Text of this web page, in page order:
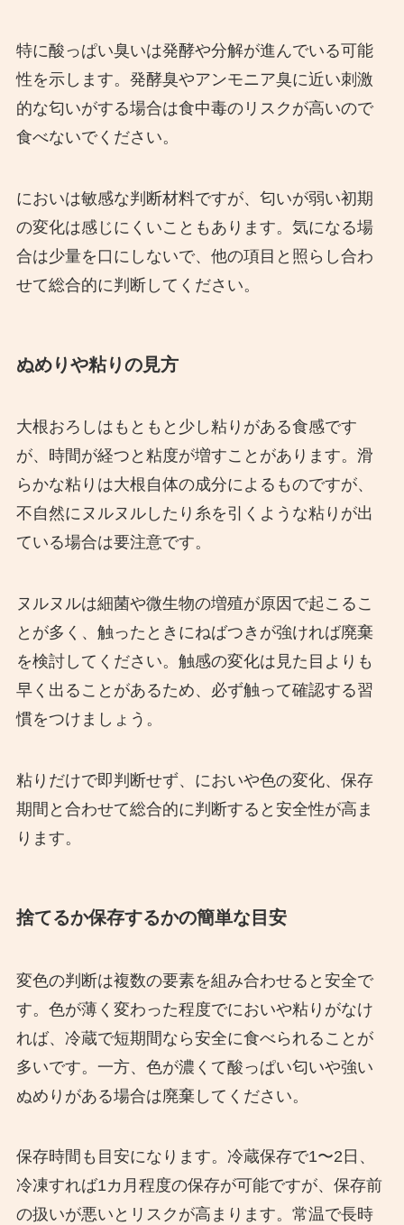
特に酸っぱい臭いは発酵や分解が進んでいる可能
性を示します。発酵臭やアンモニア臭に近い刺激
的な匂いがする場合は食中毒のリスクが高いので
食べないでください。
においは敏感な判断材料ですが、匂いが弱い初期
の変化は感じにくいこともあります。気になる場
合は少量を口にしないで、他の項目と照らし合わ
せて総合的に判断してください。
ぬめりや粘りの見方
大根おろしはもともと少し粘りがある食感です
が、時間が経つと粘度が増すことがあります。滑
らかな粘りは大根自体の成分によるものですが、
不自然にヌルヌルしたり糸を引くような粘りが出
ている場合は要注意です。
ヌルヌルは細菌や微生物の増殖が原因で起こるこ
とが多く、触ったときにねばつきが強ければ廃棄
を検討してください。触感の変化は見た目よりも
早く出ることがあるため、必ず触って確認する習
慣をつけましょう。
粘りだけで即判断せず、においや色の変化、保存
期間と合わせて総合的に判断すると安全性が高ま
ります。
捨てるか保存するかの簡単な目安
変色の判断は複数の要素を組み合わせると安全で
す。色が薄く変わった程度でにおいや粘りがなけ
れば、冷蔵で短期間なら安全に食べられることが
多いです。一方、色が濃くて酸っぱい匂いや強い
ぬめりがある場合は廃棄してください。
保存時間も目安になります。冷蔵保存で1〜2日、
冷凍すれば1カ月程度の保存が可能ですが、保存前
の扱いが悪いとリスクが高まります。常温で長時